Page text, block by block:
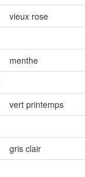
vieux rose
menthe
vert printemps
gris clair